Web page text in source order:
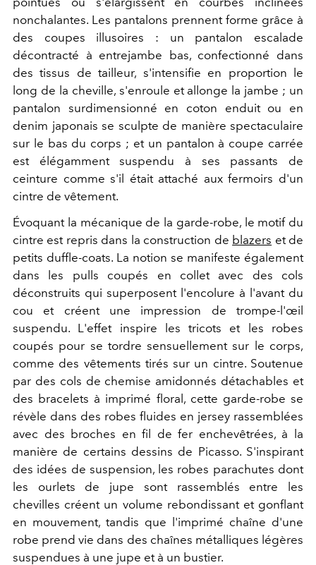
nonchalantes. Les pantalons prennent forme grâce à
des coupes illusoires : un pantalon escalade
décontracté à entrejambe bas, confectionné dans
des tissus de tailleur, s'intensifie en proportion le
long de la cheville, s'enroule et allonge la jambe ; un
pantalon surdimensionné en coton enduit ou en
denim japonais se sculpte de manière spectaculaire
sur le bas du corps ; et un pantalon à coupe carrée
est élégamment suspendu à ses passants de
ceinture comme s'il était attaché aux fermoirs d'un
cintre de vêtement.
Évoquant la mécanique de la garde-robe, le motif du
cintre est repris dans la construction de blazers et de
petits duffle-coats. La notion se manifeste également
dans les pulls coupés en collet avec des cols
déconstruits qui superposent l'encolure à l'avant du
cou et créent une impression de trompe-l'œil
suspendu. L'effet inspire les tricots et les robes
coupés pour se tordre sensuellement sur le corps,
comme des vêtements tirés sur un cintre. Soutenue
par des cols de chemise amidonnés détachables et
des bracelets à imprimé floral, cette garde-robe se
révèle dans des robes fluides en jersey rassemblées
avec des broches en fil de fer enchevêtrées, à la
manière de certains dessins de Picasso. S'inspirant
des idées de suspension, les robes parachutes dont
les ourlets de jupe sont rassemblés entre les
chevilles créent un volume rebondissant et gonflant
en mouvement, tandis que l'imprimé chaîne d'une
robe prend vie dans des chaînes métalliques légères
suspendues à une jupe et à un bustier.